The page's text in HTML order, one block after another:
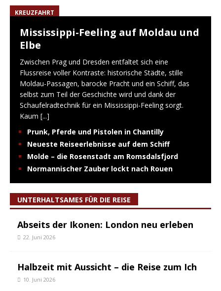
KREUZFAHRT
Mississippi-Feeling auf Moldau und
Elbe
Zwischen Prag und Dresden entfaltet sich eine
Flussreise voller Kontraste: historische Städte, stille
Moldau-Passagen, barocke Pracht und ein Schiff, das
selbst zum Teil der Geschichte wird und dank der
Schaufelradtechnik für ein Mississippi-Feeling sorgt.
Kaum [...]
Prunk, Pferde und Pistolen in Chantilly
Neueste Reiseerlebnisse auf dem Schiff
Molde – die Rosenstadt am Romsdalsfjord
Normannischer Zauber lockt nach Rouen
UNTERHALTSAMES FÜR DIE REISE
Abseits der Ikonen: London neu erleben
22. Juni 2026
Halbzeit mit Aussicht – die Reise zum Ich
10. Juni 2026